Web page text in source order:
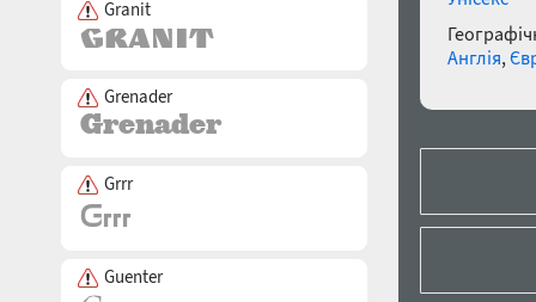
Granit
Grenader
Grrr
Guenter
Англія,